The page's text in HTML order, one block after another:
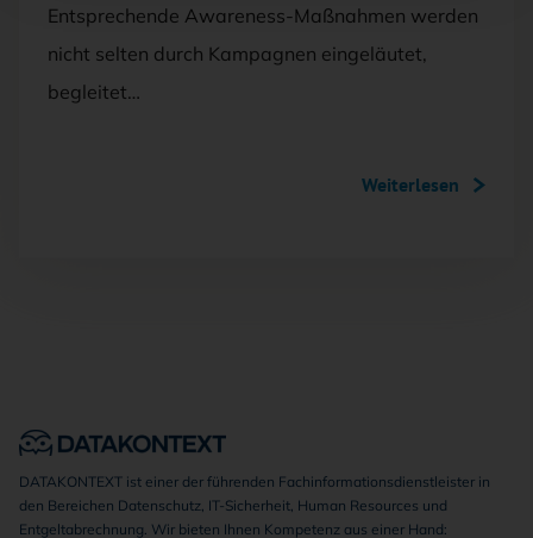
Entsprechende Awareness-Maßnahmen werden
nicht selten durch Kampagnen eingeläutet,
begleitet…
Weiterlesen
DATAKONTEXT ist einer der führenden Fachinformationsdienstleister in
den Bereichen Datenschutz, IT-Sicherheit, Human Resources und
Entgeltabrechnung. Wir bieten Ihnen Kompetenz aus einer Hand: